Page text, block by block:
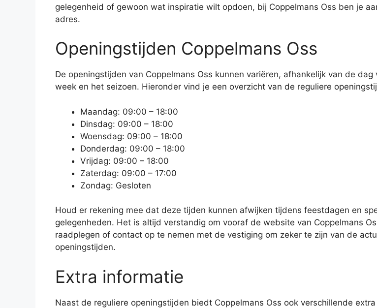
gelegenheid of gewoon wat inspiratie wilt opdoen, bij Coppelmans Oss ben je
adres.
Openingstijden Coppelmans Oss
De openingstijden van Coppelmans Oss kunnen variëren, afhankelijk van de dag
week en het seizoen. Hieronder vind je een overzicht van de reguliere
Maandag: 09:00 – 18:00
Dinsdag: 09:00 – 18:00
Woensdag: 09:00 – 18:00
Donderdag: 09:00 – 18:00
Vrijdag: 09:00 – 18:00
Zaterdag: 09:00 – 17:00
Zondag: Gesloten
Houd er rekening mee dat deze tijden kunnen afwijken tijdens feestdagen en
gelegenheden. Het is altijd verstandig om vooraf de website van Coppelmans
raadplegen of contact op te nemen met de vestiging om zeker te zijn van de
openingstijden.
Extra informatie
Naast de reguliere openingstijden biedt Coppelmans Oss ook verschillende